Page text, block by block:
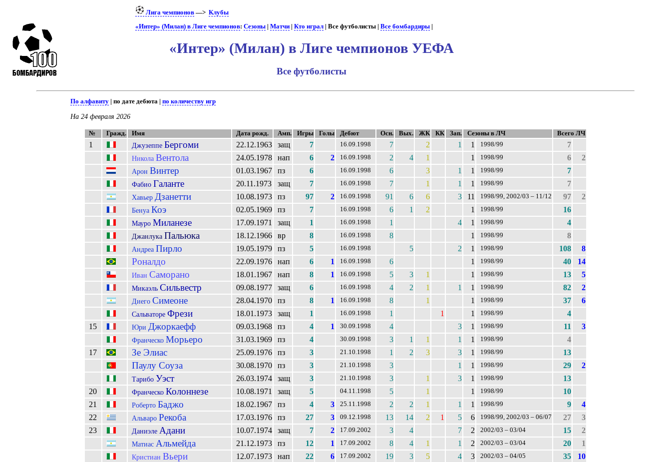
Лига чемпионов—> Клубы
«Интер» (Милан) в Лиге чемпионов: Сезоны| Матчи| Кто играл| Все футболисты | Все бомбардиры|
«Интер» (Милан) в Лиге чемпионов УЕФА
Все футболисты
По алфавиту| по дате дебюта | по количеству игр
На 24 февраля 2026
№ Гражд. Имя Дата рожд. Амп. Игры Голы Дебют Осн. Вых. ЖК КК Зап. Сезоны в ЛЧ Всего ЛЧ
1 Джузеппе Бергоми 22.12.1963 защ 7 16.09.1998 7 2 1 1 1998/99 7
Никола Вентола 24.05.1978 нап 6 2 16.09.1998 2 4 1 1 1998/99 6 2
Арон Винтер 01.03.1967 пз 6 16.09.1998 6 3 1 1 1998/99 7
Фабио Галанте 20.11.1973 защ 7 16.09.1998 7 1 1 1 1998/99 7
Хавьер Дзанетти 10.08.1973 пз 97 2 16.09.1998 91 6 6 3 11 1998/99, 2002/03 – 11/12 97 2
Бенуа Коэ 02.05.1969 пз 7 16.09.1998 6 1 2 1 1998/99 16
Мауро Миланeзe 17.09.1971 защ 1 16.09.1998 1 4 1 1998/99 4
Джанлука Пальюка 18.12.1966 вр 8 16.09.1998 8 1 1998/99 8
Андреа Пирло 19.05.1979 пз 5 16.09.1998 5 2 1 1998/99 108 8
Роналдо 22.09.1976 нап 6 1 16.09.1998 6 1 1998/99 40 14
Иван Саморано 18.01.1967 нап 8 1 16.09.1998 5 3 1 1 1998/99 13 5
Микаэль Сильвестр 09.08.1977 защ 6 16.09.1998 4 2 1 1 1 1998/99 82 2
Диего Симеоне 28.04.1970 пз 8 1 16.09.1998 8 1 1 1998/99 37 6
Сальваторе Фрези 18.01.1973 защ 1 16.09.1998 1 1 1 1998/99
4
15
Юри Джоркаефф 09.03.1968 пз 4 1 30.09.1998 4 3 1 1998/99 11 3
Франческо Морьеро 31.03.1969 пз 4 30.09.1998 3 1 1 1 1 1998/99
4
17
Зе Элиас 25.09.1976 пз 3 21.10.1998 1 2 3 3 1 1998/99 13
Паулу Соуза 30.08.1970 пз 3 21.10.1998 3 1 1 1998/99 29 2
Тарибо Уэст 26.03.1974 защ 3 21.10.1998 3 1 3 1 1998/99
13
20
Франческо Колоннезе 10.08.1971 защ 5 04.11.1998 5 1 1 1998/99
10
21
Роберто Баджо 18.02.1967 пз 4 3 25.11.1998 2 2 1 1 1 1998/99 9
4
22
Альваро Рекоба 17.03.1976 пз 27 3 09.12.1998 13 14 2 1 5 6 1998/99, 2002/03 – 06/07 27
3
23
Даниэле Адани 10.07.1974 защ 7 2 17.09.2002 3 4 7 2 2002/03 – 03/04 15 2
Матиас Альмейда 21.12.1973 пз 12 1 17.09.2002 8 4 1 1 2 2002/03 – 03/04 20 1
Кристиан Вьери 12.07.1973 нап 22 6 17.09.2002 19 3 5 4 3 2002/03 – 04/05 35 10